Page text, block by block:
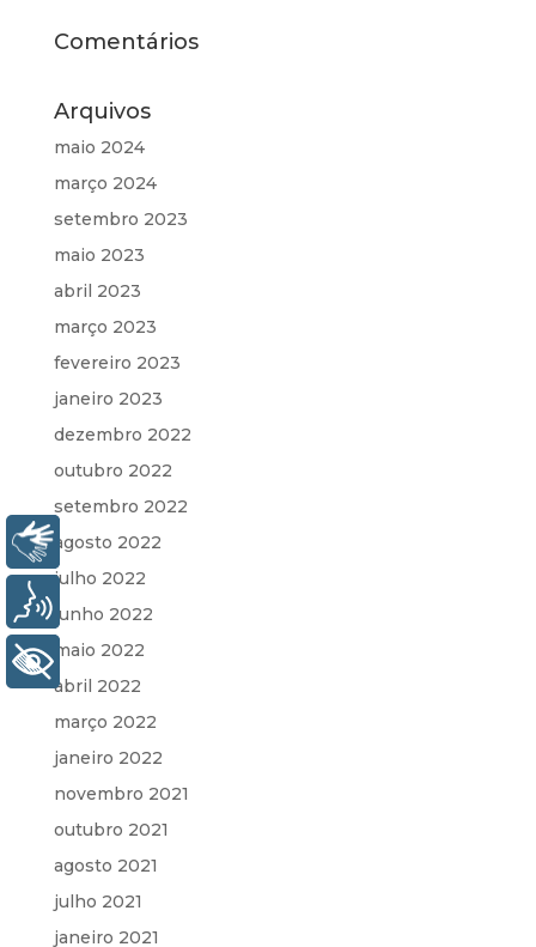
Comentários
Arquivos
maio 2024
março 2024
setembro 2023
maio 2023
abril 2023
março 2023
fevereiro 2023
janeiro 2023
dezembro 2022
outubro 2022
setembro 2022
agosto 2022
julho 2022
junho 2022
maio 2022
abril 2022
março 2022
janeiro 2022
novembro 2021
outubro 2021
agosto 2021
julho 2021
janeiro 2021
Libras
+ Acessibilidade